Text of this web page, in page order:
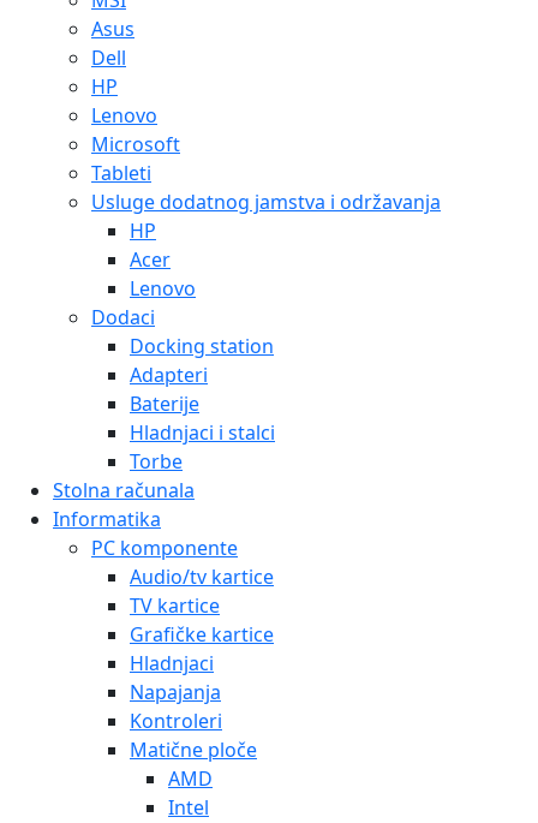
Asus
Dell
HP
Lenovo
Microsoft
Tableti
Usluge dodatnog jamstva i održavanja
HP
Acer
Lenovo
Dodaci
Docking station
Adapteri
Baterije
Hladnjaci i stalci
Torbe
Stolna računala
Informatika
PC komponente
Audio/tv kartice
TV kartice
Grafičke kartice
Hladnjaci
Napajanja
Kontroleri
Matične ploče
AMD
Intel